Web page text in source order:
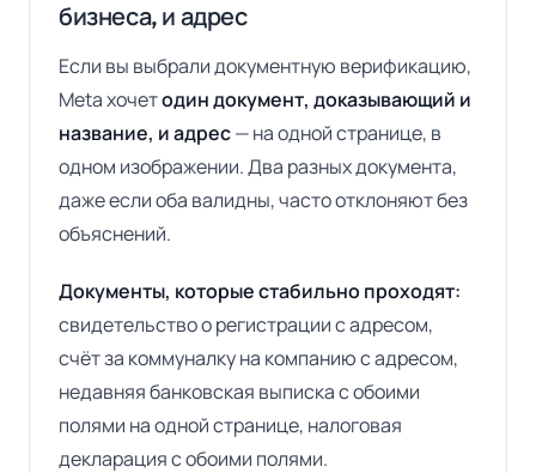
бизнеса, и адрес
Если вы выбрали документную верификацию,
Meta хочетодин документ, доказывающий и
название, и адрес— на одной странице, в
одном изображении. Два разных документа,
даже если оба валидны, часто отклоняют без
объяснений.
Документы, которые стабильно проходят:
свидетельство о регистрации с адресом,
счёт за коммуналку на компанию с адресом,
недавняя банковская выписка с обоими
полями на одной странице, налоговая
декларация с обоими полями.